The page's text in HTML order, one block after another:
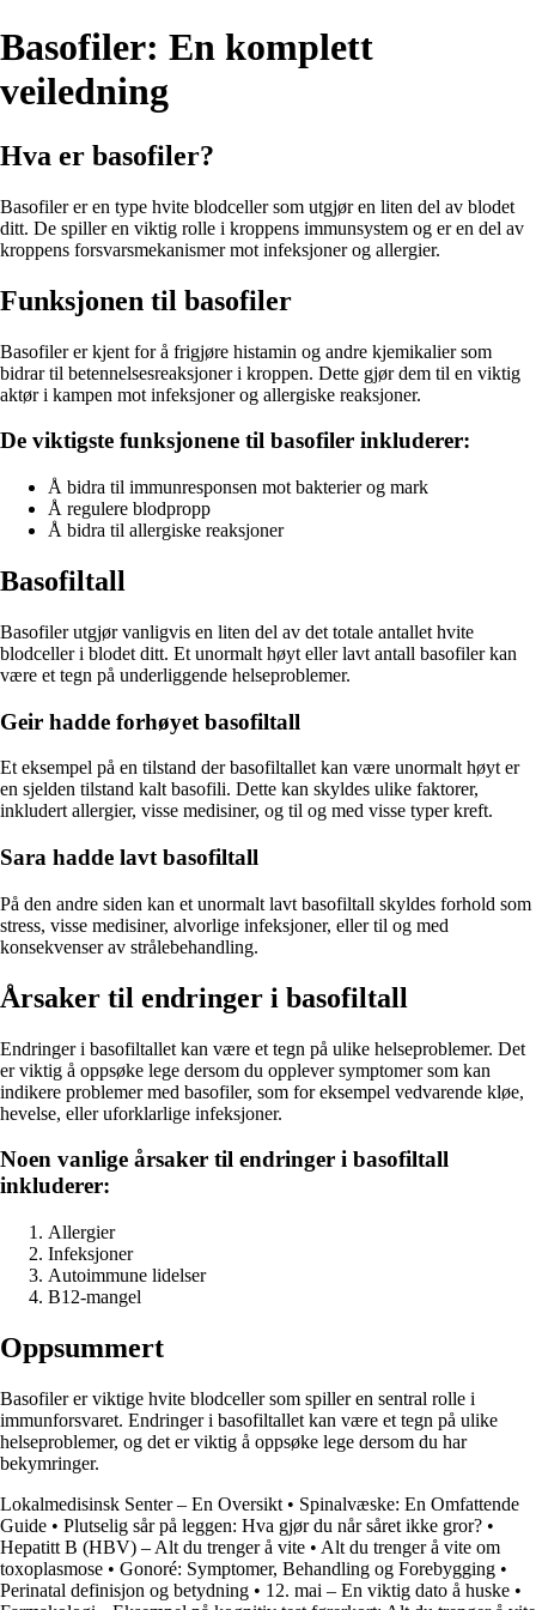
Basofiler: En komplett
veiledning
Hva er basofiler?
Basofiler er en type hvite blodceller som utgjør en liten del av blodet
ditt. De spiller en viktig rolle i kroppens immunsystem og er en del av
kroppens forsvarsmekanismer mot infeksjoner og allergier.
Funksjonen til basofiler
Basofiler er kjent for å frigjøre histamin og andre kjemikalier som
bidrar til betennelsesreaksjoner i kroppen. Dette gjør dem til en viktig
aktør i kampen mot infeksjoner og allergiske reaksjoner.
De viktigste funksjonene til basofiler inkluderer:
Å bidra til immunresponsen mot bakterier og mark
Å regulere blodpropp
Å bidra til allergiske reaksjoner
Basofiltall
Basofiler utgjør vanligvis en liten del av det totale antallet hvite
blodceller i blodet ditt. Et unormalt høyt eller lavt antall basofiler kan
være et tegn på underliggende helseproblemer.
Geir hadde forhøyet basofiltall
Et eksempel på en tilstand der basofiltallet kan være unormalt høyt er
en sjelden tilstand kalt basofili. Dette kan skyldes ulike faktorer,
inkludert allergier, visse medisiner, og til og med visse typer kreft.
Sara hadde lavt basofiltall
På den andre siden kan et unormalt lavt basofiltall skyldes forhold som
stress, visse medisiner, alvorlige infeksjoner, eller til og med
konsekvenser av strålebehandling.
Årsaker til endringer i basofiltall
Endringer i basofiltallet kan være et tegn på ulike helseproblemer. Det
er viktig å oppsøke lege dersom du opplever symptomer som kan
indikere problemer med basofiler, som for eksempel vedvarende kløe,
hevelse, eller uforklarlige infeksjoner.
Noen vanlige årsaker til endringer i basofiltall
inkluderer:
Allergier
Infeksjoner
Autoimmune lidelser
B12-mangel
Oppsummert
Basofiler er viktige hvite blodceller som spiller en sentral rolle i
immunforsvaret. Endringer i basofiltallet kan være et tegn på ulike
helseproblemer, og det er viktig å oppsøke lege dersom du har
bekymringer.
Lokalmedisinsk Senter – En Oversikt • Spinalvæske: En Omfattende
Guide • Plutselig sår på leggen: Hva gjør du når såret ikke gror? •
Hepatitt B (HBV) – Alt du trenger å vite • Alt du trenger å vite om
toxoplasmose • Gonoré: Symptomer, Behandling og Forebygging •
Perinatal definisjon og betydning • 12. mai – En viktig dato å huske •